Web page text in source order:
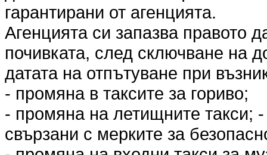
гарантирани от агенцията.
Агенцията си запазва правото
почивката, след сключване на
датата на отпътуване при
- промяна в таксите за гориво;
- промяна на летищните такси;
свързани с мерките за